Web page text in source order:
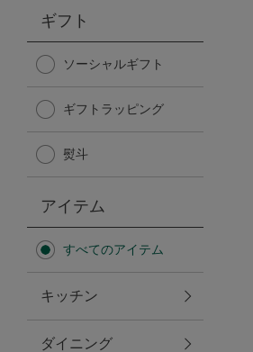
日傘
保冷バッグ
無重力シリーズ
ギフト
ソーシャルギフト
ギフトラッピング
熨斗
アイテム
すべてのアイテム
キッチン
ダイニング